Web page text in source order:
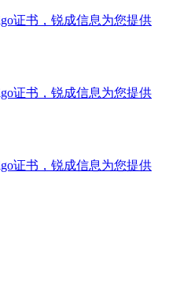
证书，锐成信息为您提供
证书，锐成信息为您提供
证书，锐成信息为您提供